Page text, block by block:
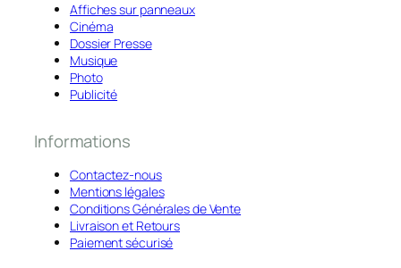
Affiches sur panneaux
Cinéma
Dossier Presse
Musique
Photo
Publicité
Informations
Contactez-nous
Mentions légales
Conditions Générales de Vente
Livraison et Retours
Paiement sécurisé